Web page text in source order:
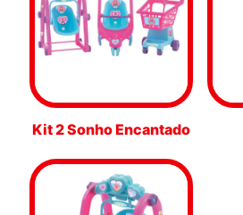
Kit 2 Sonho Encantado